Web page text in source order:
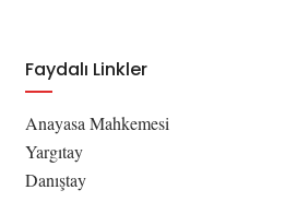
Faydalı Linkler
Anayasa Mahkemesi
Yargıtay
Danıştay